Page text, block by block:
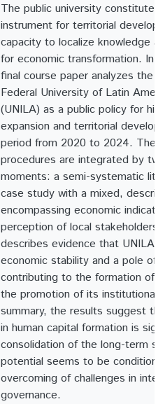
The public university constitutes
instrument for territorial
capacity to localize knowledge
for economic transformation. In
final course paper analyzes the
Federal University of Latin
(UNILA) as a public policy for
expansion and territorial
period from 2020 to 2024. The
procedures are integrated by
moments: a semi-systematic
case study with a mixed,
encompassing economic
perception of local
describes evidence that UNILA
economic stability and a pole of
contributing to the formation of
the promotion of its institutional
summary, the results suggest
in human capital formation is
consolidation of the long-term
potential seems to be
overcoming of challenges in
governance.